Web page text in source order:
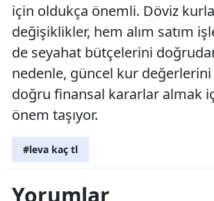
için oldukça önemli. Döviz
değişiklikler, hem alım satım
de seyahat bütçelerini
nedenle, güncel kur
doğru finansal kararlar almak
önem taşıyor.
#leva kaç tl
Yorumlar